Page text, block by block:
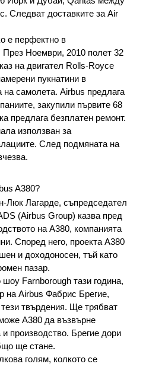
Следват доставките за Air
е перфектно в
През Ноември, 2010 полет 32
на двигател Rolls-Royce
пукнатини в
на самолета. Airbus предлага
закупили първите 68
предлага безплатен ремонт.
използван за
След подмяната на
A380?
Люк Лагарде, съпредседател
(Airbus Group) казва пред
на A380, компанията
Според него, проекта A380
и доходоносен, тъй като
пазар.
Farnborough тази година,
на Airbus Фабрис Брегие,
твърдения. Ще трябват
A380 да възвърне
производство. Брегие дори
ще стане.
голям, колкото се